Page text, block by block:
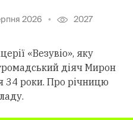
2026 2027
«Везувіо», яку
діяч Мирон
34 роки. Про річницю